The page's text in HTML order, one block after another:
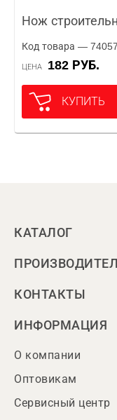
Нож
Код товара —
ЦЕНА 182 РУБ.
КУПИТЬ
КАТАЛОГ
КОНТАКТЫ
ИНФОРМАЦИЯ
О компании
Оптовикам
Сервисный центр